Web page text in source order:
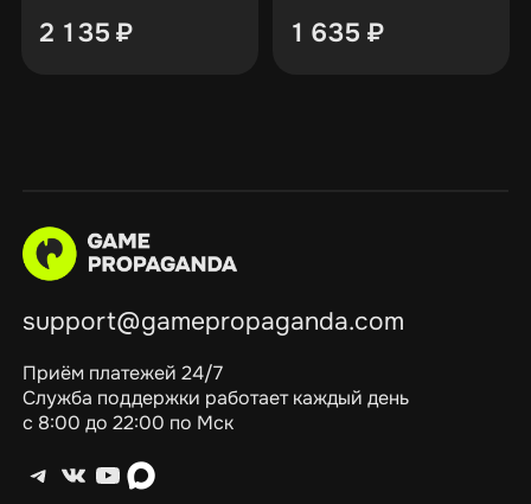
2 135 ₽ 1 635 ₽
support@gamepropaganda.com
Приём платежей 24/7
Служба поддержки работает каждый день
с 8:00 до 22:00 по Мск
Telegram ВКонтакте YouTube max